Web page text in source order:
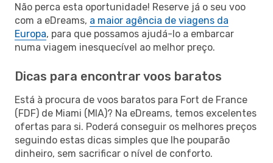
Não perca esta oportunidade! Reserve já o seu voo
com a eDreams, a maior agência de viagens da
Europa, para que possamos ajudá-lo a embarcar
numa viagem inesquecível ao melhor preço.
Dicas para encontrar voos baratos
Está à procura de voos baratos para Fort de France
(FDF) de Miami (MIA)? Na eDreams, temos excelentes
ofertas para si. Poderá conseguir os melhores preços
seguindo estas dicas simples que lhe pouparão
dinheiro, sem sacrificar o nível de conforto.